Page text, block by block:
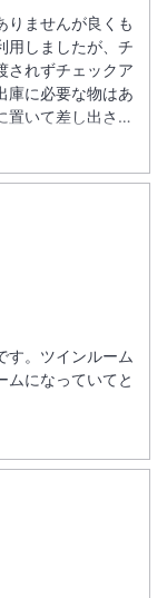
りませんが良くも
用しましたが、チ
されずチェックア
庫に必要な物はあ
置いて差し出され
低限の少し下の
その時の料金設定
す。ツインルーム
ムになっていてと